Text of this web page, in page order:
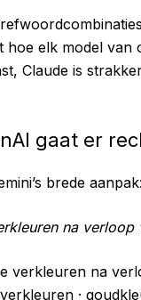
hoe elk model van
Claude is
gaat er
brede aanpak:
na verloop
verkleuren na
·